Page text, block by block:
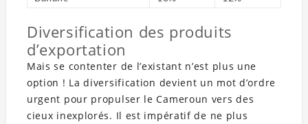
Diversification des produits
d’exportation
Mais se contenter de l’existant n’est plus une
option ! La diversification devient un mot d’ordre
urgent pour propulser le Cameroun vers des
cieux inexplorés. Il est impératif de ne plus